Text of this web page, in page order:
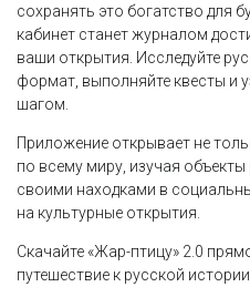
сохранять это богатство для
кабинет станет журналом
ваши открытия. Исследуйте
формат, выполняйте квесты и
шагом.
Приложение открывает не
по всему миру, изучая объекты
своими находками в
на культурные открытия.
Скачайте «Жар-птицу» 2.0
путешествие к русской